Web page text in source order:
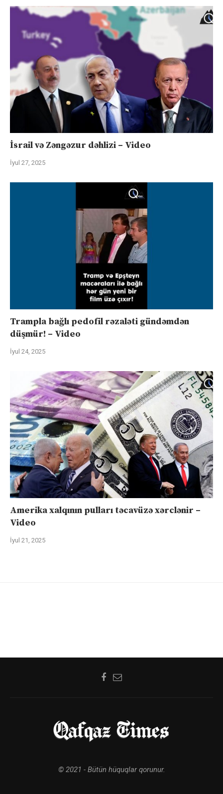
İsrail və Zəngəzur dəhlizi – Video
İyul 27, 2025
Trampla bağlı pedofil rəzaləti gündəmdən
düşmür! – Video
İyul 24, 2025
Amerika xalqının pulları təcavüzə xərclənir –
Video
İyul 21, 2025
© 2021 - Bütün hüquqlar qorunur.